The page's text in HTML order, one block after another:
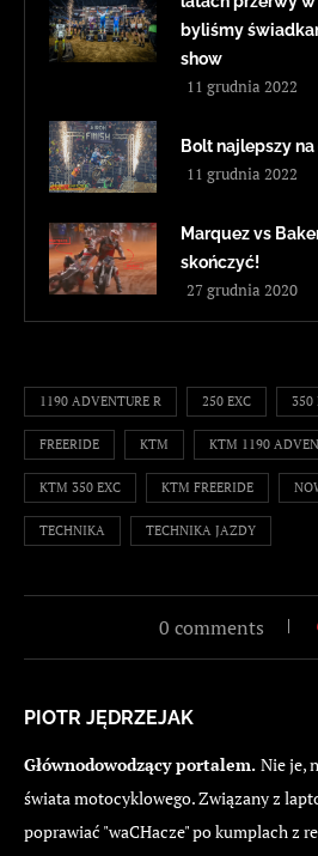
byliśmy
show
11 grudnia 2022
Bolt najlepszy
11 grudnia 2022
Marquez vs
skończyć!
27 grudnia 2020
1190 ADVENTURE R 250 EXC 350
FREERIDE KTM KTM 1190
KTM 350 EXC KTM FREERIDE
TECHNIKA TECHNIKA JAZDY
0 comments
PIOTR JĘDRZEJAK
Głównodowodzący portalem. Nie je,
świata motocyklowego. Związany z
poprawiać "waCHacze" po kumplach z